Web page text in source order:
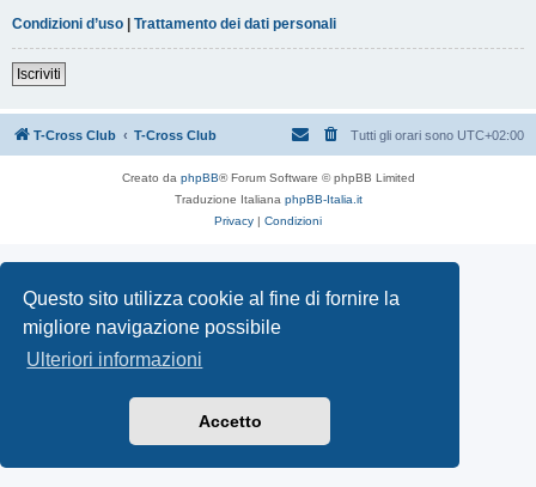
Questo sito utilizza cookie al fine di fornire la
migliore navigazione possibile
Ulteriori informazioni
Accetto
Condizioni d’uso | Trattamento dei dati personali
Iscriviti
T-Cross Club T-Cross Club Tutti gli orari sono UTC+02:00
Creato da phpBB® Forum Software © phpBB Limited
Traduzione Italiana phpBB-Italia.it
Privacy | Condizioni